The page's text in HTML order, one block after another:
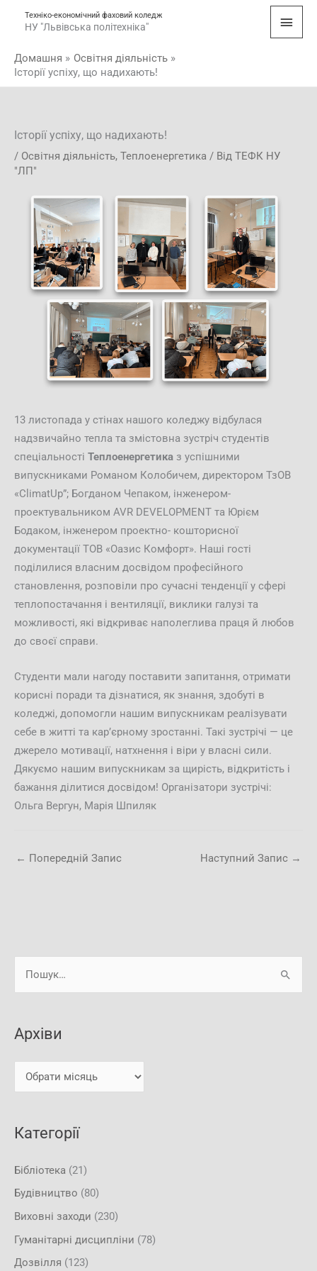
Техніко-економічний фаховий коледж
НУ "Львівська політехніка"
Домашня
Освітня діяльність
Історії успіху, що надихають!
Історії успіху, що надихають!
/ Освітня діяльність, Теплоенергетика / Від ТЕФК НУ
"ЛП"
13 листопада у стінах нашого коледжу відбулася
надзвичайно тепла та змістовна зустріч студентів
спеціальності Теплоенергетика з успішними
випускниками Романом Колобичем, директором ТзОВ
«ClimatUp”; Богданом Чепаком, інженером-
проектувальником AVR DEVELOPMENT та Юрієм
Бодаком, інженером проектно- кошторисної
документації ТОВ «Оазис Комфорт». Наші гості
поділилися власним досвідом професійного
становлення, розповіли про сучасні тенденції у сфері
теплопостачання і вентиляції, виклики галузі та
можливості, які відкриває наполеглива праця й любов
до своєї справи.
Студенти мали нагоду поставити запитання, отримати
корисні поради та дізнатися, як знання, здобуті в
коледжі, допомогли нашим випускникам реалізувати
себе в житті та кар’єрному зростанні. Такі зустрічі — це
джерело мотивації, натхнення і віри у власні сили.
Дякуємо нашим випускникам за щирість, відкритість і
бажання ділитися досвідом! Організатори зустрічі:
Ольга Вергун, Марія Шпиляк
← Попередній Запис Наступний Запис →
а
т
Архіви
Категорії
Бібліотека (21)
Будівництво (80)
Виховні заходи (230)
Гуманітарні дисципліни (78)
Дозвілля (123)